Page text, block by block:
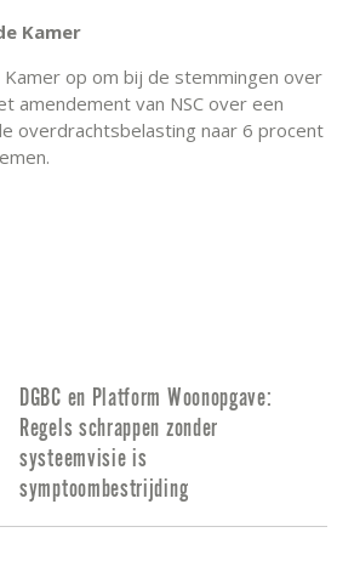
Kamer
op om bij de stemmingen over
amendement van NSC over een
overdrachtsbelasting naar 6 procent
DGBC en Platform Woonopgave:
Regels schrappen zonder
systeemvisie is
symptoombestrijding